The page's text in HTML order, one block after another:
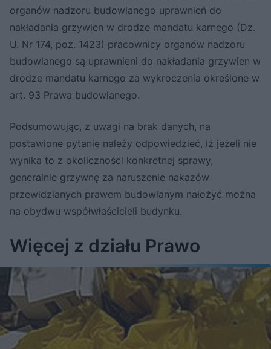
organów nadzoru budowlanego uprawnień do
nakładania grzywien w drodze mandatu karnego (Dz.
U. Nr 174, poz. 1423) pracownicy organów nadzoru
budowlanego są uprawnieni do nakładania grzywien w
drodze mandatu karnego za wykroczenia określone w
art. 93 Prawa budowlanego.
Podsumowując, z uwagi na brak danych, na
postawione pytanie należy odpowiedzieć, iż jeżeli nie
wynika to z okoliczności konkretnej sprawy,
generalnie grzywnę za naruszenie nakazów
przewidzianych prawem budowlanym nałożyć można
na obydwu współwłaścicieli budynku.
Więcej z działu Prawo